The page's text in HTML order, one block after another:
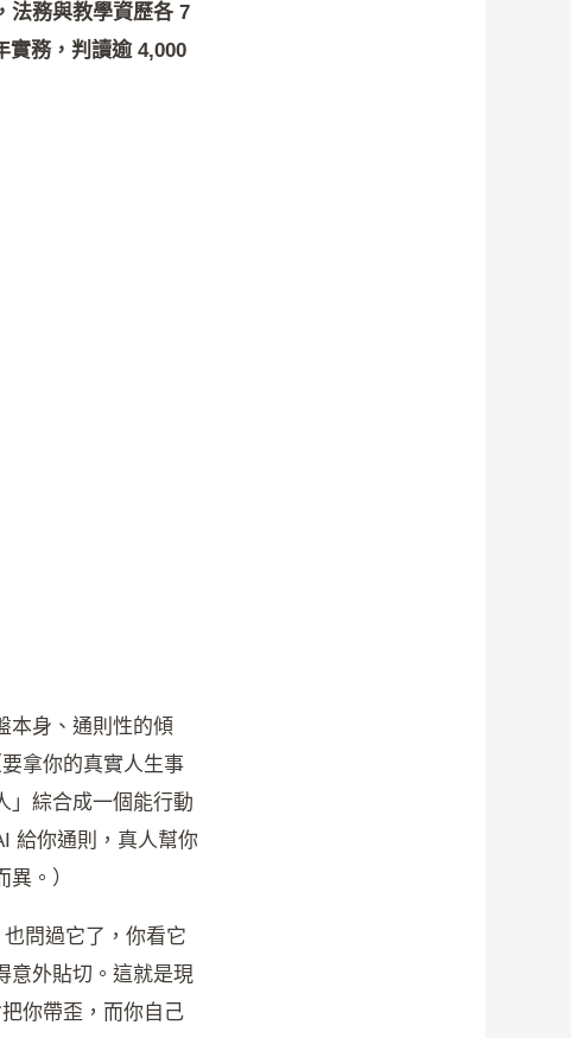
法務與教學資歷各 7
實務，判讀逾 4,000
本身、通則性的傾
拿你的真實人生事
」綜合成一個能行動
給你通則，真人幫你
。）
問過它了，你看它
意外貼切。這就是現
你帶歪，而你自己